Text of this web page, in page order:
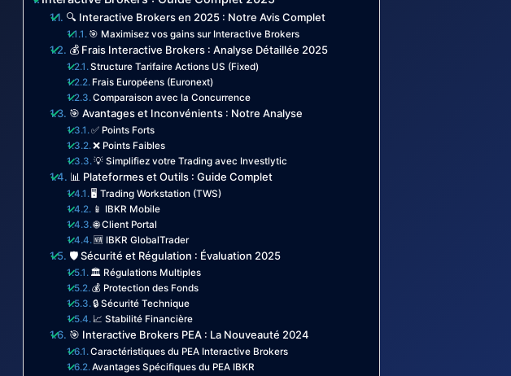
🔍 Interactive Brokers en 2025 : Notre Avis Complet
🎯 Maximisez vos gains sur Interactive Brokers
💰 Frais Interactive Brokers : Analyse Détaillée 2025
Structure Tarifaire Actions US (Fixed)
Frais Européens (Euronext)
Comparaison avec la Concurrence
🎯 Avantages et Inconvénients : Notre Analyse
✅ Points Forts
❌ Points Faibles
💡 Simplifiez votre Trading avec Investlytic
📊 Plateformes et Outils : Guide Complet
🖥️ Trading Workstation (TWS)
📱 IBKR Mobile
🌐 Client Portal
🆕 IBKR GlobalTrader
🛡️ Sécurité et Régulation : Évaluation 2025
🏛️ Régulations Multiples
💰 Protection des Fonds
🔒 Sécurité Technique
📈 Stabilité Financière
🎯 Interactive Brokers PEA : La Nouveauté 2024
Caractéristiques du PEA Interactive Brokers
Avantages Spécifiques du PEA IBKR